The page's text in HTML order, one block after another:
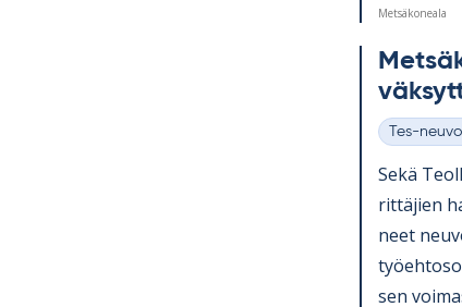
Metsäkoneala
Kategoriat
Tes-
Sekä
rit­tä­jien
neet
sen